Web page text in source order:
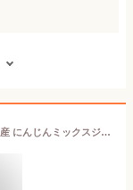
【ふるさと納税】にんじんジュース ツルヤ 国産 にんじんミックスジュース TSURUYA ご当地 お取り寄せ ギフト 長野 【 人参ジュース ジュース 果実飲料 野菜ジュース 人参 ニンジン 信州 小諸 】